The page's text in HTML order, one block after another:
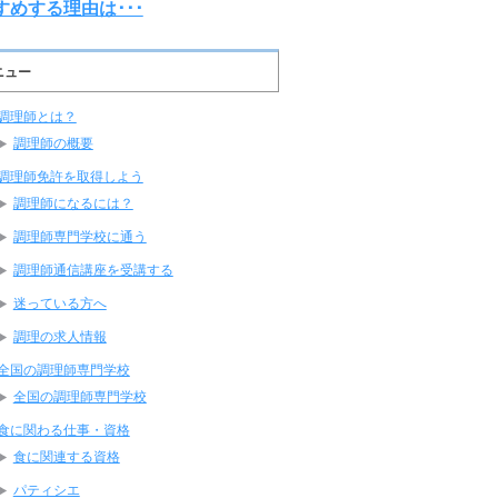
めする理由は･･･
ュー
理師とは？
調理師の概要
理師免許を取得しよう
調理師になるには？
調理師専門学校に通う
調理師通信講座を受講する
迷っている方へ
調理の求人情報
国の調理師専門学校
全国の調理師専門学校
に関わる仕事・資格
食に関連する資格
パティシエ